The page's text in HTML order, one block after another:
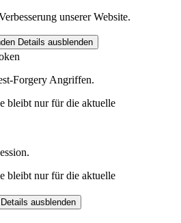
unserer Website.
Details ausblenden
Forgery Angriffen.
bleibt nur für die aktuelle
bleibt nur für die aktuelle
Details ausblenden